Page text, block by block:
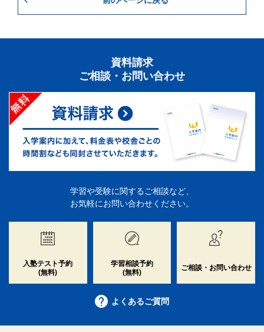
資料請求
ご相談・お問い合わせ
学習や受験に関するご相談など、
お気軽にお問い合わせください。
入塾テスト予約
(無料)
学習相談予約
(無料)
ご相談・お問い合わせ
よくあるご質問